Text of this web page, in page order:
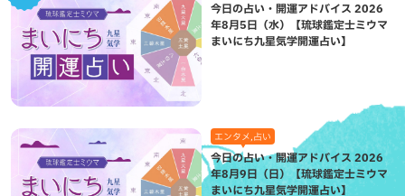
今日の占い・開運アドバイス 2026
年8月5日（水）【琉球鑑定士ミウマ
まいにち九星気学開運占い】
エンタメ,占い
今日の占い・開運アドバイス 2026
年8月9日（日）【琉球鑑定士ミウマ
まいにち九星気学開運占い】